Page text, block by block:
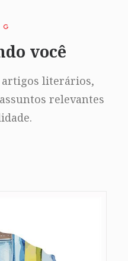
você
literários,
relevantes